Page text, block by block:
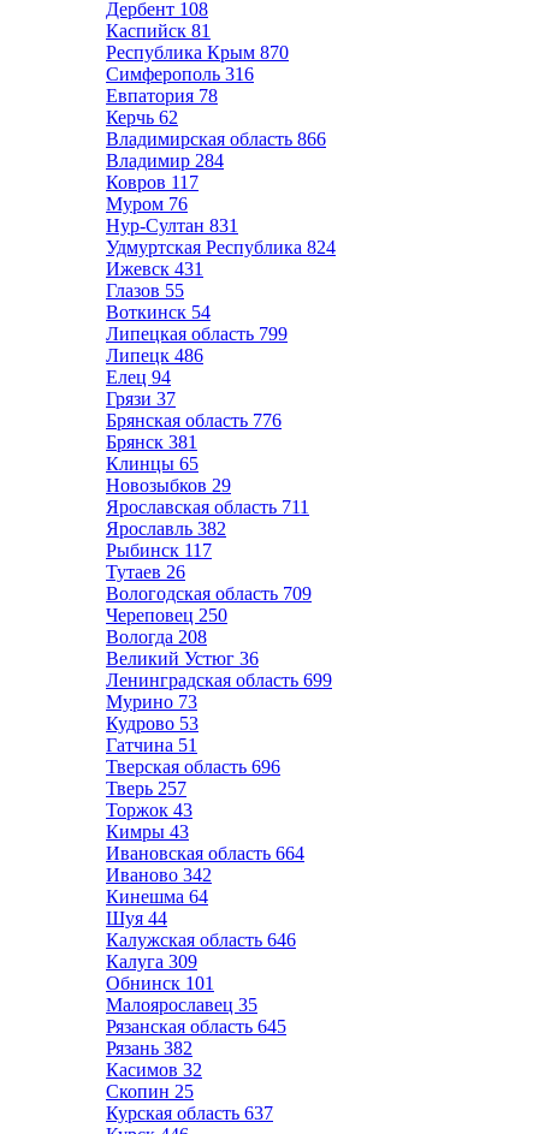
Дербент 108
Каспийск 81
Республика Крым 870
Симферополь 316
Евпатория 78
Керчь 62
Владимирская область 866
Владимир 284
Ковров 117
Муром 76
Нур-Султан 831
Удмуртская Республика 824
Ижевск 431
Глазов 55
Воткинск 54
Липецкая область 799
Липецк 486
Елец 94
Грязи 37
Брянская область 776
Брянск 381
Клинцы 65
Новозыбков 29
Ярославская область 711
Ярославль 382
Рыбинск 117
Тутаев 26
Вологодская область 709
Череповец 250
Вологда 208
Великий Устюг 36
Ленинградская область 699
Мурино 73
Кудрово 53
Гатчина 51
Тверская область 696
Тверь 257
Торжок 43
Кимры 43
Ивановская область 664
Иваново 342
Кинешма 64
Шуя 44
Калужская область 646
Калуга 309
Обнинск 101
Малоярославец 35
Рязанская область 645
Рязань 382
Касимов 32
Скопин 25
Курская область 637